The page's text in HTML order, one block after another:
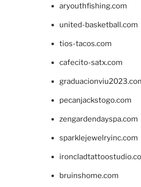
aryouthfishing.com
united-basketball.com
tios-tacos.com
cafecito-satx.com
pecanjackstogo.com
zengardendayspa.com
sparklejewelryinc.com
bruinshome.com